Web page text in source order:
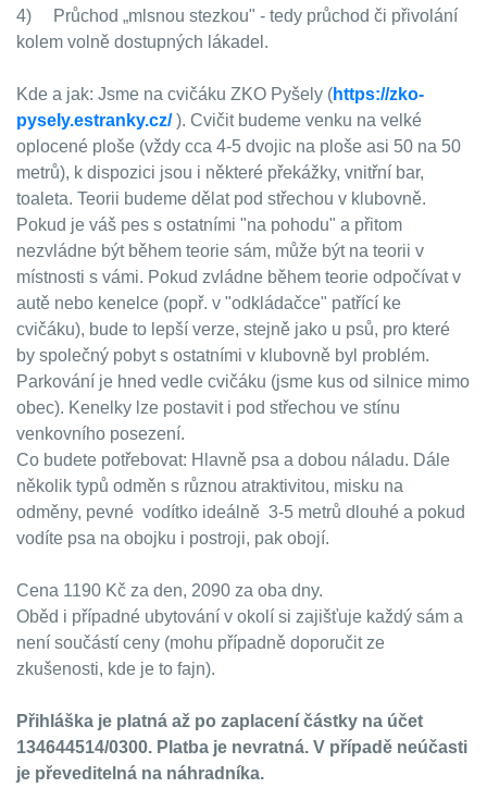
4) Průchod „mlsnou stezkou" - tedy průchod či přivolání
kolem volně dostupných lákadel.
Kde a jak: Jsme na cvičáku ZKO Pyšely (https://zko-
pysely.estranky.cz/). Cvičit budeme venku na velké
oplocené ploše (vždy cca 4-5 dvojic na ploše asi 50 na 50
metrů), k dispozici jsou i některé překážky, vnitřní bar,
toaleta. Teorii budeme dělat pod střechou v klubovně.
Pokud je váš pes s ostatními "na pohodu" a přitom
nezvládne být během teorie sám, může být na teorii v
místnosti s vámi. Pokud zvládne během teorie odpočívat v
autě nebo kenelce (popř. v "odkládačce" patřící ke
cvičáku), bude to lepší verze, stejně jako u psů, pro které
by společný pobyt s ostatními v klubovně byl problém.
Parkování je hned vedle cvičáku (jsme kus od silnice mimo
obec). Kenelky lze postavit i pod střechou ve stínu
venkovního posezení.
Co budete potřebovat: Hlavně psa a dobou náladu. Dále
několik typů odměn s různou atraktivitou, misku na
odměny, pevné vodítko ideálně 3-5 metrů dlouhé a pokud
vodíte psa na obojku i postroji, pak obojí.
Cena 1190 Kč za den, 2090 za oba dny.
Oběd i případné ubytování v okolí si zajišťuje každý sám a
není součástí ceny (mohu případně doporučit ze
zkušenosti, kde je to fajn).
Přihláška je platná až po zaplacení částky na účet
134644514/0300. Platba je nevratná. V případě neúčasti
je převeditelná na náhradníka.